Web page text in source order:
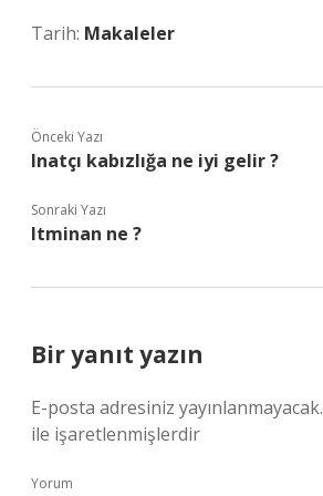
Tarih: Makaleler
Önceki Yazı
Inatçı kabızlığa ne iyi gelir ?
Sonraki Yazı
Itminan ne ?
Bir yanıt yazın
E-posta adresiniz yayınlanmayacak.
ile işaretlenmişlerdir
Yorum